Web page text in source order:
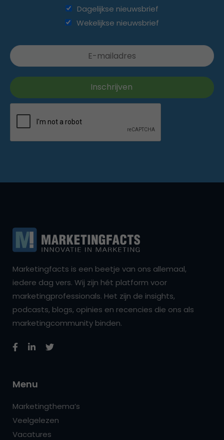
Dagelijkse nieuwsbrief
Wekelijkse nieuwsbrief
Marketingfacts is een beetje van ons allemaal,
iedere dag vers. Wij zijn hét platform voor
marketingprofessionals. Het zijn de insights,
podcasts, blogs, opinies en recencies die ons als
marketingcommunity binden.
Menu
Marketingthema’s
Veelgelezen
Vacatures